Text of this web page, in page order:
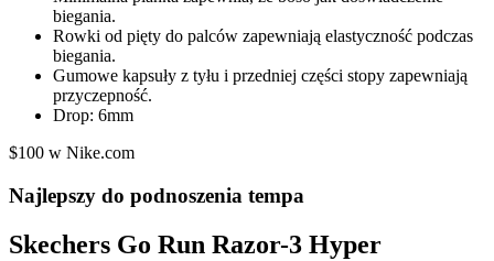
biegania.
Rowki od pięty do palców zapewniają elastyczność podczas
biegania.
Gumowe kapsuły z tyłu i przedniej części stopy zapewniają
przyczepność.
Drop: 6mm
$100 w Nike.com
Najlepszy do podnoszenia tempa
Skechers Go Run Razor-3 Hyper